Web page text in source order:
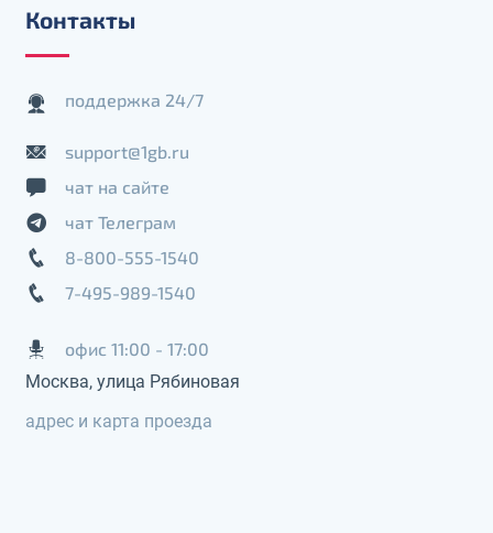
Контакты
поддержка 24/7
support@1gb.ru
чат на сайте
чат Телеграм
8-800-555-1540
7-495-989-1540
офис 11:00 - 17:00
Москва, улица Рябиновая
адрес и карта проезда